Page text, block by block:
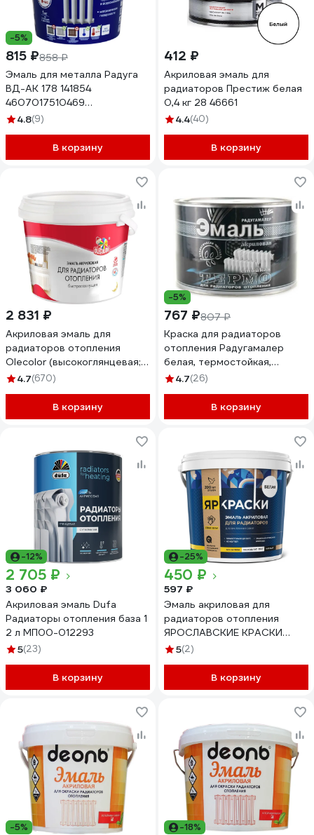
-5%
815 ₽858 ₽
Эмаль для металла Радуга
ВД-АК 178 141854
4607017510469
4630058027900
4.8(9)
В корзину
412 ₽
Акриловая эмаль для
радиаторов Престиж белая
0,4 кг 28 46661
4.4(40)
В корзину
2 831 ₽
Акриловая эмаль для
радиаторов отопления
Olecolor (высокоглянцевая;
2.5 кг) 4300011045
4.7(670)
В корзину
-5%
767 ₽807 ₽
Краска для радиаторов
отопления Радугамалер
белая, термостойкая,
акриловая, полуглянцевая,
4.7(26)
В корзину
-12%
2 705 ₽
3 060 ₽
Акриловая эмаль Dufa
Радиаторы отопления база 1
2 л МП00-012293
5(23)
В корзину
-25%
450 ₽
597 ₽
Эмаль акриловая для
радиаторов отопления
ЯРОСЛАВСКИЕ КРАСКИ
ЯРКРАСКИ, белая матовая,
5(2)
В корзину
-5% -18%